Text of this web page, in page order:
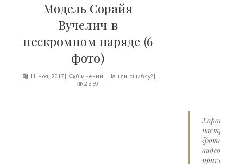
Модель Сорайя
Вучелич в
нескромном наряде (6
фото)
11-ноя, 2017 0 мнений | Нашли ошибку?
2 359
Фото
видео